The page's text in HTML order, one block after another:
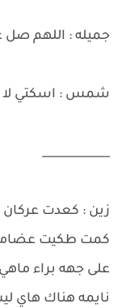
جميله : اللهم صل
شمس : اسكتي
____________
زين : كعدت
كمت طكيت
على جهه براء
نايمه هناك هاي